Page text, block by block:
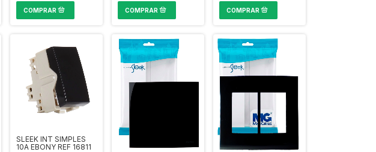
SLEEK INT SIMPLES
10A EBONY REF 16811